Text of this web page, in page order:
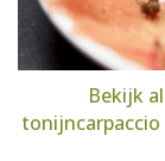
Bekijk
tonijncarpaccio